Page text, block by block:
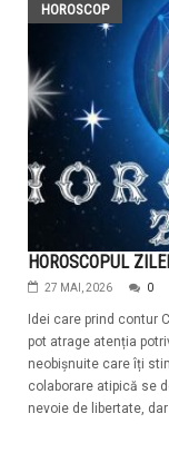
HOROSCOP
HOROSCOPUL
27 MAI, 2026 0
Idei care prind contur
pot atrage atenția
neobișnuite care îți
colaborare atipică se
nevoie de libertate,